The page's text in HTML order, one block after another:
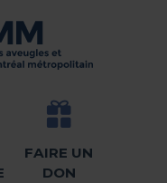
-
FAIRE UN
DON